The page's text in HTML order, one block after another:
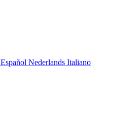
Español Nederlands Italiano